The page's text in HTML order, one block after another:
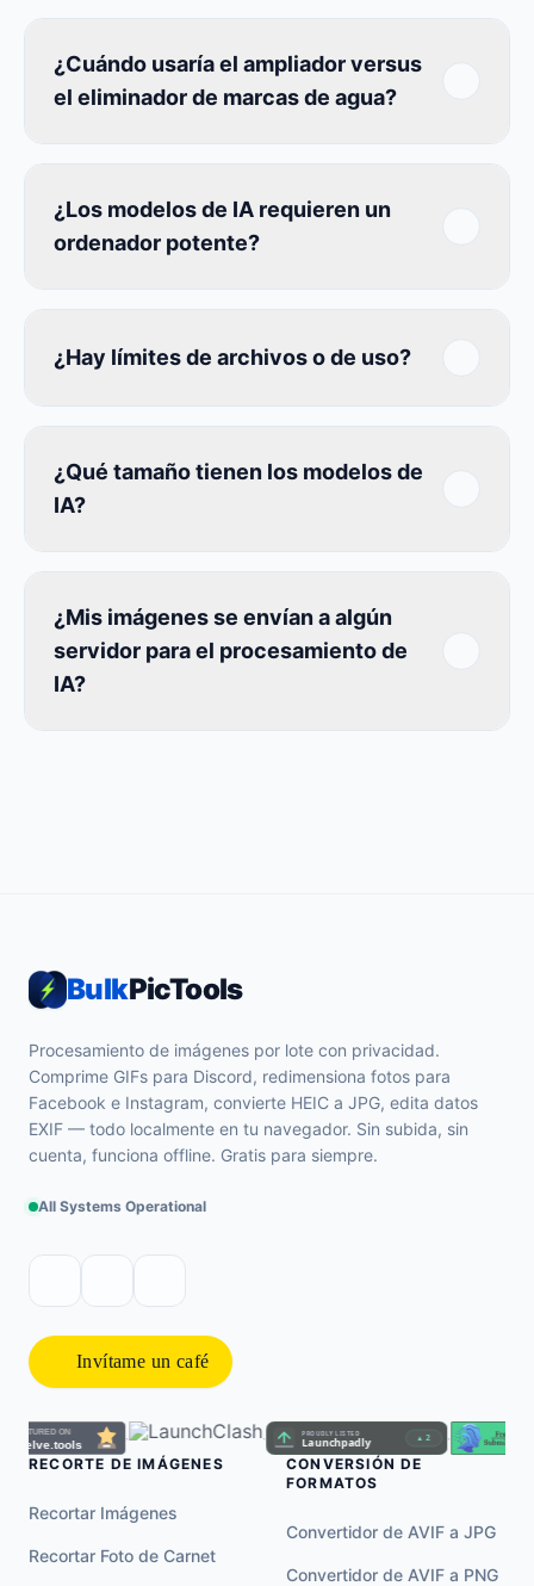
¿Cuándo usaría el ampliador versus
el eliminador de marcas de agua?
¿Los modelos de IA requieren un
ordenador potente?
¿Hay límites de archivos o de uso?
¿Qué tamaño tienen los modelos de
IA?
¿Mis imágenes se envían a algún
servidor para el procesamiento de
IA?
BulkPicTools
Procesamiento de imágenes por lote con privacidad.
Comprime GIFs para Discord, redimensiona fotos para
Facebook e Instagram, convierte HEIC a JPG, edita datos
EXIF — todo localmente en tu navegador. Sin subida, sin
cuenta, funciona offline. Gratis para siempre.
All Systems Operational
Invítame un café
·
RECORTE DE IMÁGENES
Recortar Imágenes
Recortar Foto de Carnet
CONVERSIÓN DE
FORMATOS
Convertidor de AVIF a JPG
Convertidor de AVIF a PNG